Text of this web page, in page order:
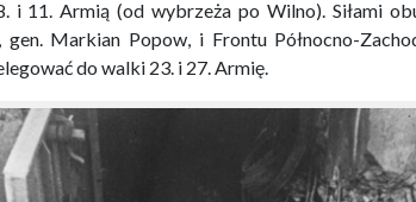
i 11. Armią (od wybrzeża po Wilno). Siłami
gen. Markian Popow, i Frontu Północno-
do walki 23. i 27. Armię.